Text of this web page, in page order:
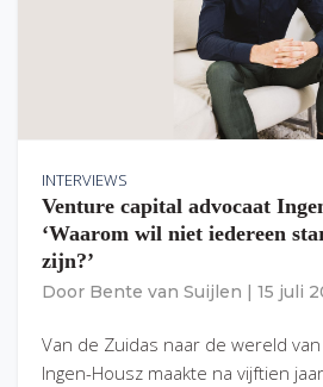
INTERVIEWS
Venture capital advocaat
‘Waarom wil niet iedereen
zijn?’
Door Bente van Suijlen 15 juli
Van de Zuidas naar de wereld
Ingen-Housz maakte na vijftien